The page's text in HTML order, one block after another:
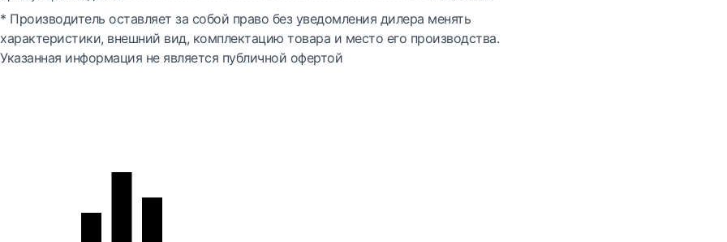
* Производитель оставляет за собой право без уведомления дилера менять
характеристики, внешний вид, комплектацию товара и место его производства.
Указанная информация не является публичной офертой